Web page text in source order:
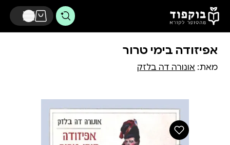
דלג לתוכן הראשי
אפיזודה בימי טרור
מאת: אונורה דה בלזק